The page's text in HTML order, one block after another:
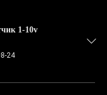
1-10v
24